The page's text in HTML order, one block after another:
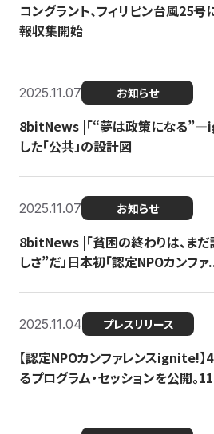
コングラント、フィリピン台風25
報収集開始
2025.11.07 お知らせ
8bitNews |「“夢は政策になる
した「公共」の設計図
2025.11.07 お知らせ
8bitNews |「貧困の終わりは、ま
しさ”だ」日本初「認定NPOカンファ
2025.11.04 プレスリリース
【認定NPOカンファレンスignite!
るプログラム・セッションを公開。